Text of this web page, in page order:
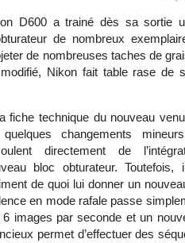
D600 a trainé dès sa sortie
de nombreux
de nombreuses taches de
Nikon fait table rase de
fiche technique du nouveau
changements
directement de
bloc obturateur. Toutefois,
de quoi lui donner un
en mode rafale passe
images par seconde et un
permet d’effectuer des